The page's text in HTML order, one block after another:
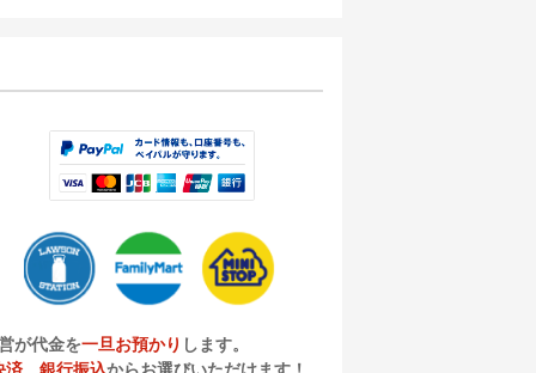
が代金を一旦お預かり します。
済
銀行振込からお選びいただけます！